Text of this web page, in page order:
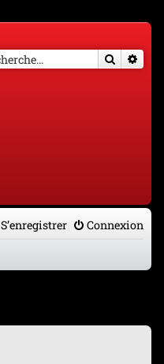
Connexion
S’enregistrer